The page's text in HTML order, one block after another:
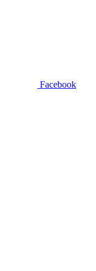
Facebook